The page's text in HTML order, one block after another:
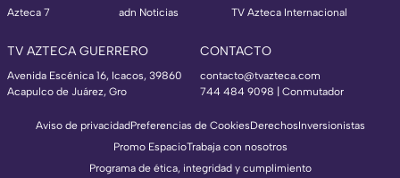
Azteca 7
adn Noticias
TV Azteca Internacional
TV AZTECA GUERRERO
Avenida Escénica 16, Icacos, 39860
Acapulco de Juárez, Gro
CONTACTO
contacto@tvazteca.com
744 484 9098 | Conmutador
Aviso de privacidadPreferencias de CookiesDerechosInversionistas
Promo EspacioTrabaja con nosotros
Programa de ética, integridad y cumplimiento